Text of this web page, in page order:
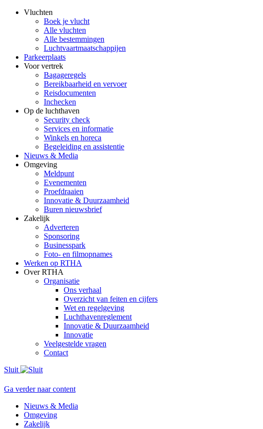
Vluchten
Boek je vlucht
Alle vluchten
Alle bestemmingen
Luchtvaartmaatschappijen
Parkeerplaats
Voor vertrek
Bagageregels
Bereikbaarheid en vervoer
Reisdocumenten
Inchecken
Op de luchthaven
Security check
Services en informatie
Winkels en horeca
Begeleiding en assistentie
Nieuws & Media
Omgeving
Meldpunt
Evenementen
Proefdraaien
Innovatie & Duurzaamheid
Buren nieuwsbrief
Zakelijk
Adverteren
Sponsoring
Businesspark
Foto- en filmopnames
Werken op RTHA
Over RTHA
Organisatie
Ons verhaal
Overzicht van feiten en cijfers
Wet en regelgeving
Luchthavenreglement
Innovatie & Duurzaamheid
Innovatie
Veelgestelde vragen
Contact
Sluit
Ga verder naar content
Nieuws & Media
Omgeving
Zakelijk